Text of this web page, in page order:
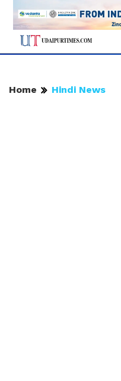
Home Hindi News